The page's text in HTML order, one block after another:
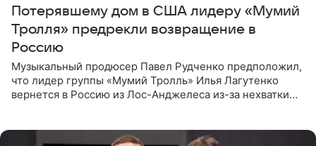
Потерявшему дом в США лидеру «Мумий
Тролля» предрекли возвращение в
Россию
Музыкальный продюсер Павел Рудченко предположил,
что лидер группы «Мумий Тролль» Илья Лагутенко
вернется в Россию из Лос-Анджелеса из-за нехватки